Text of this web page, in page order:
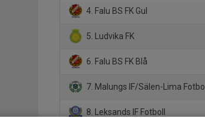
4. Falu BS FK Gul
5. Ludvika FK
6. Falu BS FK Blå
7. Malungs IF/Sälen-Lima Fotboll
8. Leksands IF Fotboll